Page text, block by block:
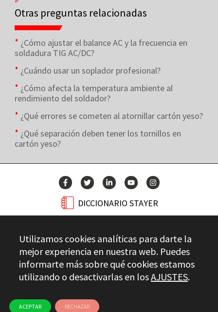
Otras preguntas relacionadas
¿Cómo ajustar el balance AC y la frecuencia en
soldadura TIG AC/DC?
¿Cuándo usar un soplador profesional?
¿Cómo afecta la temperatura ambiente al
rendimiento del soldador?
¿Qué errores se cometen al atornillar cartón yeso?
¿Qué separación deben tener los tornillos en
cartón yeso?
DICCIONARIO STAYER
CONTACTO
Stayer.es © 2026
PRIVACIDAD
CANAL ÉTICO
Utilizamos cookies analíticas para darte la
mejor experiencia en nuestra web. Puedes
informarte más sobre qué cookies estamos
utilizando o desactivarlas en losAJUSTES.
ACEPTAR RECHAZAR